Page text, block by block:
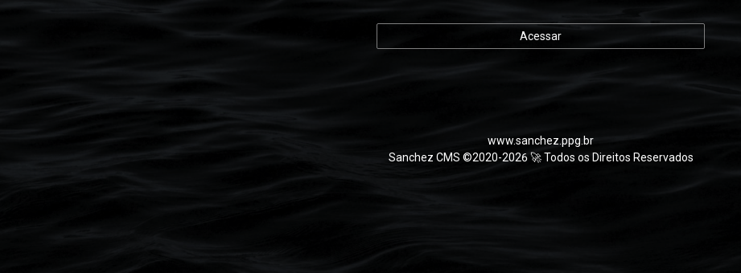
Acessar
www.sanchez.ppg.br
Sanchez CMS ©2020-2026 🚀 Todos os Direitos Reservados